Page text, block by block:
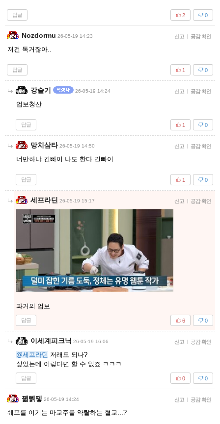
답글 0
2
Nozdormu 26-05-19 14:23 신고 | 공감 확인
저건 독거잖아..
답글 0
1
강슬기 26-05-19 14:24 신고 | 공감 확인
업보청산
답글 0
1
망치삼타 26-05-19 14:50 신고 | 공감 확인
너만하냐 긴빠이 나도 한다 긴빠이
답글 0
1
세프라딘 26-05-19 15:17 신고 | 공감 확인
과거의 업보
답글 0
6
이세계피크닉 26-05-19 16:06 신고 | 공감 확인
@세프라딘 저래도 되나?
싶었는데 이렇다면 할 수 없죠 ㅋㅋㅋ
답글 0
0
꿻뻵뗗 26-05-19 14:24 신고 | 공감 확인
쉐프를 이기는 마교주를 약탈하는 혈교...?